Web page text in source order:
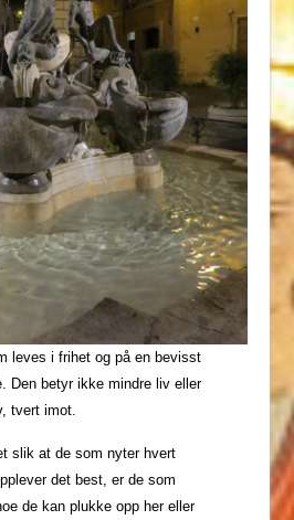
leves i frihet og på en bevisst
Den betyr ikke mindre liv eller
tvert imot.
slik at de som nyter hvert
det best, er de som
de kan plukke opp her eller